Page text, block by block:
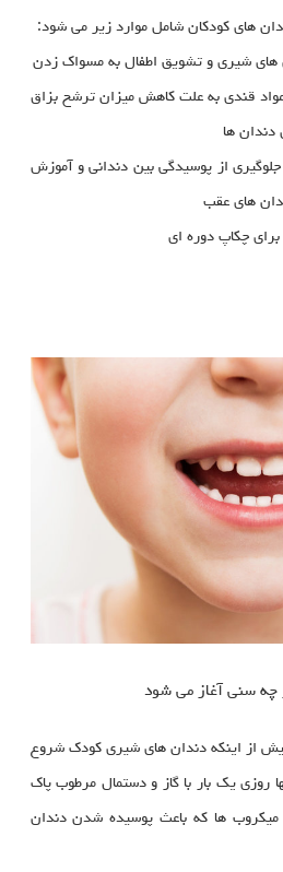
های کودکان شامل موارد زیر می شود:
های شیری و تشویق اطفال به مسواک زدن
قندی به علت کاهش میزان ترشح بزاق
دندان ها
جلوگیری از پوسیدگی بین دندانی و آموزش
های عقب
چکاپ دوره ای
چه سنی آغاز می شود
از اینکه دندان های شیری کودک شروع
روزی یک بار با گاز و دستمال مرطوب پاک
میکروب ها که باعث پوسیده شدن دندان